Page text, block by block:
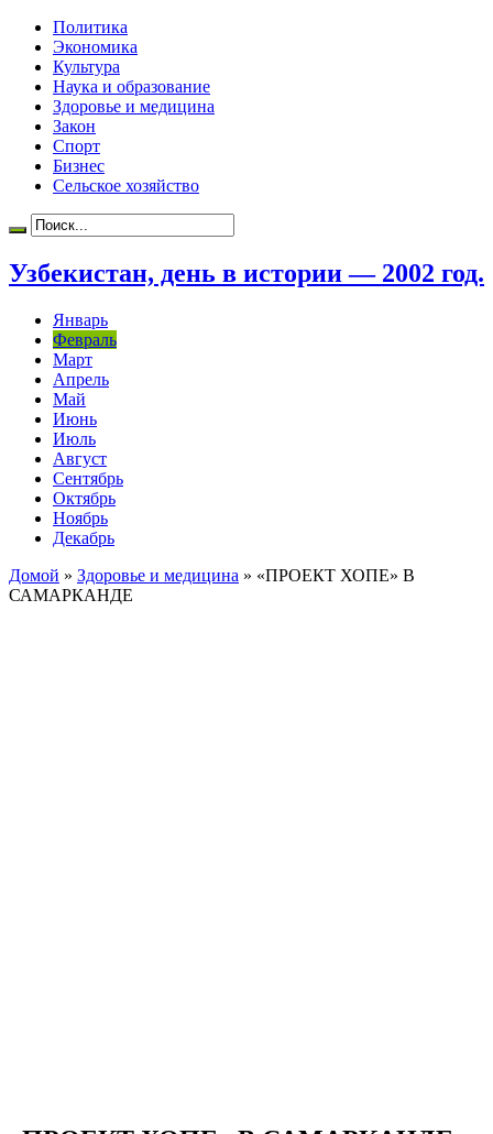
Политика
Экономика
Культура
Наука и образование
Здоровье и медицина
Закон
Спорт
Бизнес
Сельское хозяйство
Узбекистан, день в истории — 2002 год.
Январь
Февраль
Март
Апрель
Май
Июнь
Июль
Август
Сентябрь
Октябрь
Ноябрь
Декабрь
Домой » Здоровье и медицина » «ПРОЕКТ ХОПЕ» В
САМАРКАНДЕ